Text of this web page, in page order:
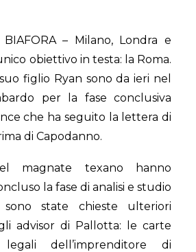
– Milano, Londra e
obiettivo in testa: la Roma.
figlio Ryan sono da ieri nel
per la fase conclusiva
che ha seguito la lettera di
di Capodanno.
magnate texano hanno
la fase di analisi e studio
state chieste ulteriori
advisor di Pallotta: le carte
dell’imprenditore di